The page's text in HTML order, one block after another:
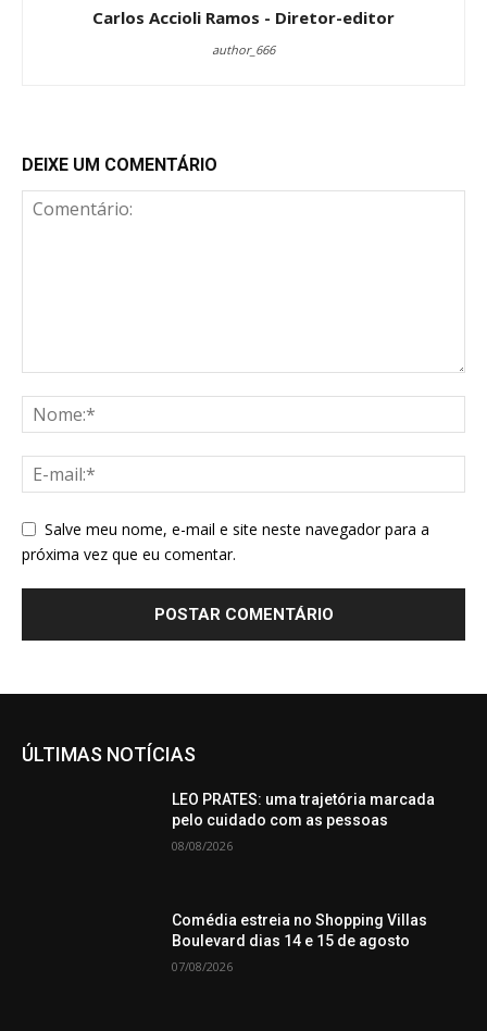
Carlos Accioli Ramos - Diretor-editor
author_666
DEIXE UM COMENTÁRIO
Salve meu nome, e-mail e site neste navegador para a
próxima vez que eu comentar.
ÚLTIMAS NOTÍCIAS
LEO PRATES: uma trajetória marcada
pelo cuidado com as pessoas
08/08/2026
Comédia estreia no Shopping Villas
Boulevard dias 14 e 15 de agosto
07/08/2026